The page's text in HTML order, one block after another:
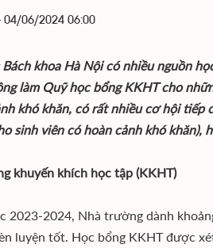
04/06/2024 06:00
khoa Hà Nội có nhiều nguồn
làm Quỹ học bổng KKHT cho
khó khăn, có rất nhiều cơ hội tiếp
sinh viên có hoàn cảnh khó khăn),
khuyến khích học tập (KKHT)
2023-2024, Nhà trường dành
luyện tốt. Học bổng KKHT được